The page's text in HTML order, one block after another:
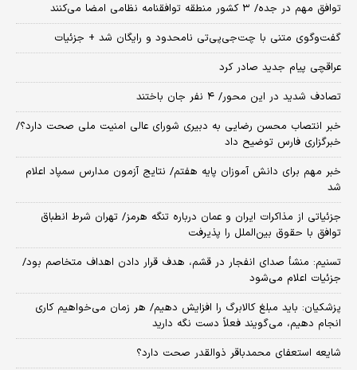
توافق مهم در جده/ ۳ کشور منطقه توافقنامه نظامی امضا می‌کنند
گفت‌وگوی متنی با چت‌جی‌پی‌تی نامحدود و رایگان شد + جزئیات
عراقچی پیام جدید صادر کرد
تصادف شدید در این محور/ ۴ نفر جان باختند
خبر انتصاب محسن رضایی به دبیری شورای عالی امنیت ملی صحت دارد؟/
خبرگزاری فارس توضیح داد
خبر مهم برای دانش آموزان پایه هفتم/ نتایج آزمون مدارس سمپاد اعلام
شد
جزئیاتی از مذاکرات ایران و عمان درباره تنگه هرمز/ تهران شرط انطباق
توافق با حقوق بین‌الملل را پذیرفت
تسنیم: منشأ صدای انفجار در قشم، هدف قرار دادن اهداف متخاصم بود/
جزئیات اعلام می‌شود
پزشکیان: باید مبلغ کالابرگ را افزایش دهیم/ هر زمان می‌خواهیم کاری
انجام دهیم، می‌گویند فعلاً دست نگه دارید
شایعه استعفای محمدباقر ذوالقدر صحت دارد؟